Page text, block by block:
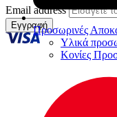
Προσωρινές
Υλικά
Κονίες
Email address
Εγγραφή